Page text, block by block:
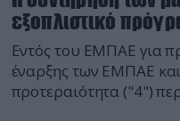
εξοπλιστικό
Εντός του ΕΜΠΑΕ για
έναρξης των ΕΜΠΑΕ
προτεραιότητα ("4")